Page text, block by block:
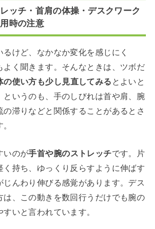
ッチ・首肩の体操・デスクワーク
時の注意
るけど、なかなか変化を感じにく
く聞きます。そんなときは、ツボだ
の使い方も少し見直してみる とよいと
というのも、手のしびれは首や肩、腕
の滞りなどと関係することがあるとさ
いのが手首や腕のストレッチです。片
く持ち、ゆっくり反らすように伸ばす
じんわり伸びる感覚があります。デス
は、この動きを数回行うだけでも腕の
いと言われています。